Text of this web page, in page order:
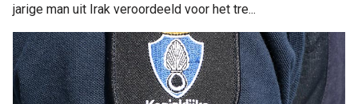
jarige man uit Irak veroordeeld voor het tre...